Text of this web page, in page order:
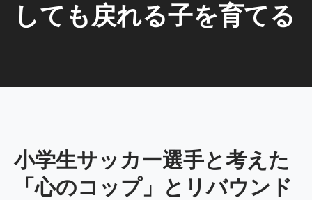
しても戻れる子を育てる
小学生サッカー選手と考えた
「心のコップ」とリバウンド